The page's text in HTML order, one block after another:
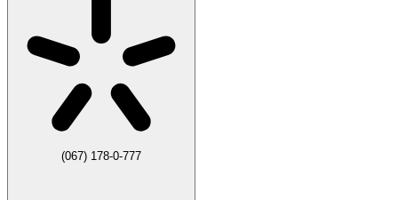
(067) 178-0-777